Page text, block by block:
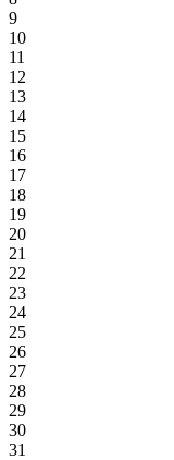
9
10
11
12
13
14
15
16
17
18
19
20
21
22
23
24
25
26
27
28
29
30
31